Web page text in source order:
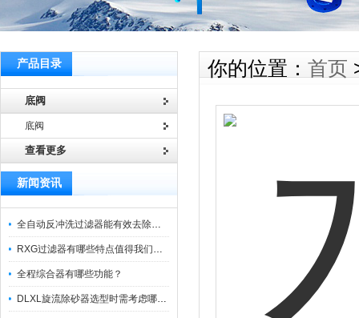
产品目录
底阀
底阀
查看更多
新闻资讯
全自动反冲洗过滤器能有效去除过滤介质上的杂质
RXG过滤器有哪些特点值得我们选择？
全程综合器有哪些功能？
DLXL旋流除砂器选型时需考虑哪些因素？
你的位置： 首页